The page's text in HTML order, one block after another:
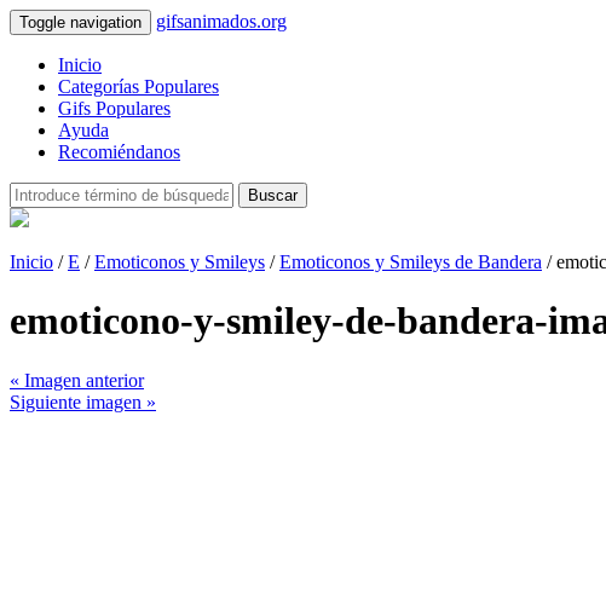
Toggle navigation gifsanimados.org
Inicio
Categorías Populares
Gifs Populares
Ayuda
Recomiéndanos
Buscar
Inicio /E /Emoticonos y Smileys /Emoticonos y Smileys de Bandera /
emoticono-y-smiley-de-bandera-
« Imagen anterior
Siguiente imagen »